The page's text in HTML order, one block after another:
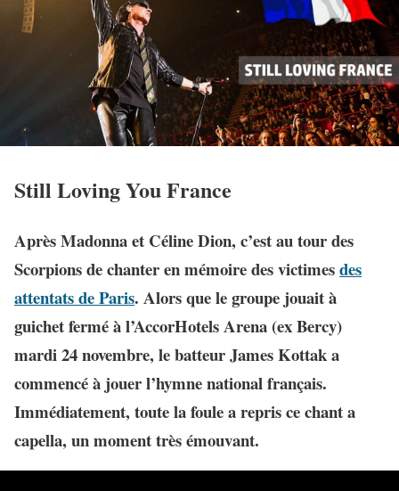
Still Loving You France
Après Madonna et Céline Dion, c’est au tour des
Scorpions de chanter en mémoire des victimesdes
attentats de Paris. Alors que le groupe jouait à
guichet fermé à l’AccorHotels Arena (ex Bercy)
mardi 24 novembre, le batteurJames Kottaka
commencé à jouerl’hymne national français.
Immédiatement, toute la foule a repris ce chant a
capella, un moment très émouvant.